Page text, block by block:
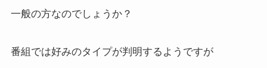
一般の方なのでしょうか？
番組では好みのタイプが判明するようですが